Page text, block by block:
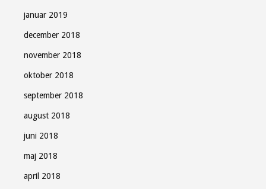
januar 2019
december 2018
november 2018
oktober 2018
september 2018
august 2018
juni 2018
maj 2018
april 2018